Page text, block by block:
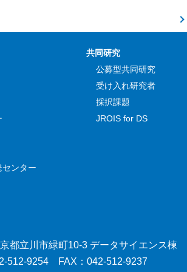
ンター
共同研究
公募型共同研究
受け入れ研究者
採択課題
JROIS for DS
都立川市緑町10-3 データサイエンス棟
512-9254
FAX：042-512-9237